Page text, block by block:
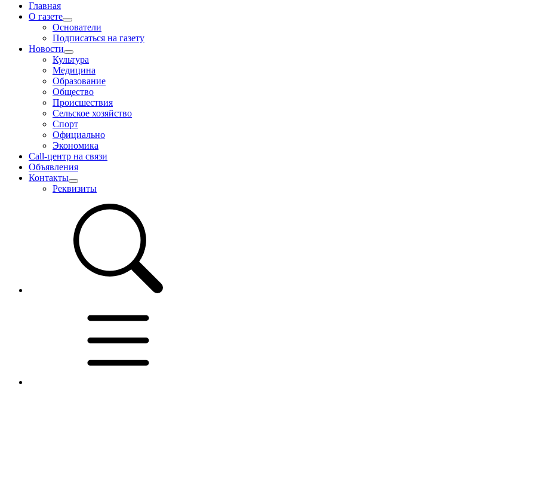
Главная
О газете
Основатели
Подписаться на газету
Новости
Культура
Медицина
Образование
Общество
Происшествия
Сельское хозяйство
Спорт
Официально
Экономика
Call-центр на связи
Объявления
Контакты
Реквизиты